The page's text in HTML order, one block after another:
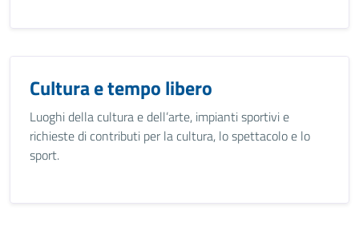
Cultura e tempo libero
Luoghi della cultura e dell’arte, impianti sportivi e
richieste di contributi per la cultura, lo spettacolo e lo
sport.